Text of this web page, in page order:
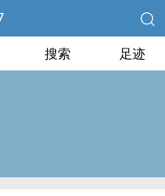
搜索 足迹